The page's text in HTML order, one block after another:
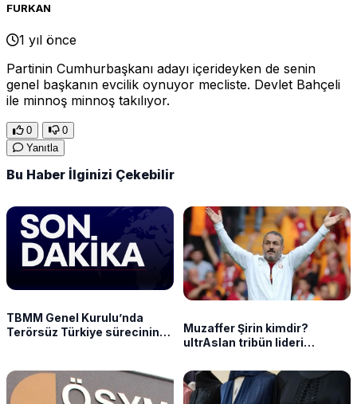
FURKAN
1 yıl önce
Partinin Cumhurbaşkanı adayı içerideyken de senin
genel başkanın evcilik oynuyor mecliste. Devlet Bahçeli
ile minnoş minnoş takılıyor.
0
0
Yanıtla
Bu Haber İlginizi Çekebilir
TBMM Genel Kurulu’nda
Terörsüz Türkiye sürecinin
Muzaffer Şirin kimdir?
ultrAslan tribün lideri
Şirin) nereli?